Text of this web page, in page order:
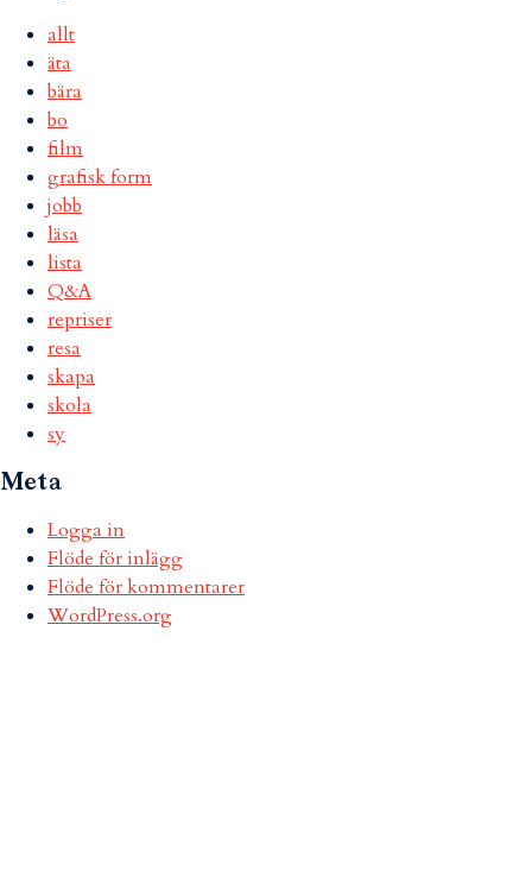
allt
äta
bära
bo
film
grafisk form
jobb
läsa
lista
Q&A
repriser
resa
skapa
skola
sy
Meta
Logga in
Flöde för inlägg
Flöde för kommentarer
WordPress.org